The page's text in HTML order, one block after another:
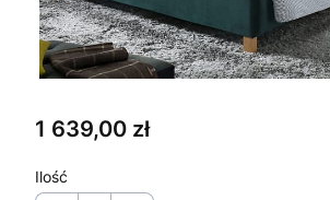
Cena
1 639,00 zł
Ilość